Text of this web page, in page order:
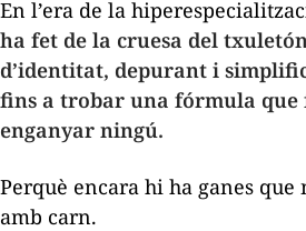
En l’era de la
ha fet de la cruesa del
d’identitat, depurant i
fins a trobar una fórmula que
enganyar ningú.
Perquè encara hi ha ganes que
amb carn.